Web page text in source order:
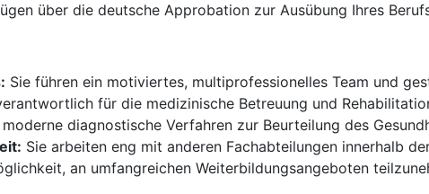
über die deutsche Approbation zur Ausübung Ihres
Sie führen ein motiviertes, multiprofessionelles Team und
für die medizinische Betreuung und
diagnostische Verfahren zur Beurteilung des
Sie arbeiten eng mit anderen Fachabteilungen innerhalb
an umfangreichen Weiterbildungsangeboten